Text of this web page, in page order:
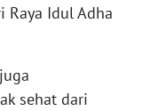
Raya Idul Adha
sehat dari